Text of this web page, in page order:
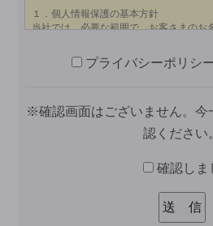
プライバシーポリシ
※確認画面はございません。今
認ください
確認しま